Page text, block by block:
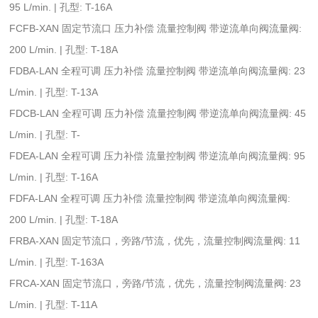
95 L/min. | 孔型: T-16A
FCFB-XAN 固定节流口 压力补偿 流量控制阀 带逆流单向阀流量阀:
200 L/min. | 孔型: T-18A
FDBA-LAN 全程可调 压力补偿 流量控制阀 带逆流单向阀流量阀: 23
L/min. | 孔型: T-13A
FDCB-LAN 全程可调 压力补偿 流量控制阀 带逆流单向阀流量阀: 45
L/min. | 孔型: T-
FDEA-LAN 全程可调 压力补偿 流量控制阀 带逆流单向阀流量阀: 95
L/min. | 孔型: T-16A
FDFA-LAN 全程可调 压力补偿 流量控制阀 带逆流单向阀流量阀:
200 L/min. | 孔型: T-18A
FRBA-XAN 固定节流口，旁路/节流，优先，流量控制阀流量阀: 11
L/min. | 孔型: T-163A
FRCA-XAN 固定节流口，旁路/节流，优先，流量控制阀流量阀: 23
L/min. | 孔型: T-11A